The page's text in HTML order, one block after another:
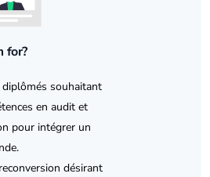
for?
souhaitant
en audit et
pour intégrer un
désirant